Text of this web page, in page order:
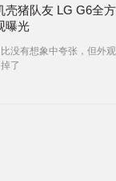
壳猪队友 LG G6全
曝光
没有想象中夸张，但外
了